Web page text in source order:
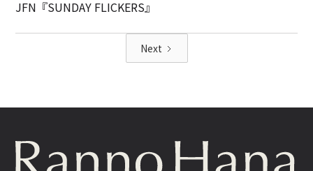
JFN『SUNDAY FLICKERS』
Next